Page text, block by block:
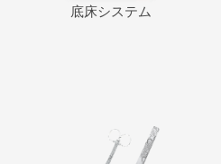
底床システム